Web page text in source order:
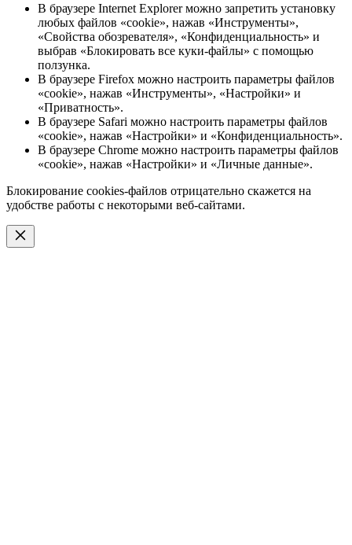
В браузере Internet Explorer можно запретить установку
любых файлов «cookie», нажав «Инструменты»,
«Свойства обозревателя», «Конфиденциальность» и
выбрав «Блокировать все куки-файлы» с помощью
ползунка.
В браузере Firefox можно настроить параметры файлов
«cookie», нажав «Инструменты», «Настройки» и
«Приватность».
В браузере Safari можно настроить параметры файлов
«cookie», нажав «Настройки» и «Конфиденциальность».
В браузере Chrome можно настроить параметры файлов
«cookie», нажав «Настройки» и «Личные данные».
Блокирование cookies-файлов отрицательно скажется на
удобстве работы с некоторыми веб-сайтами.